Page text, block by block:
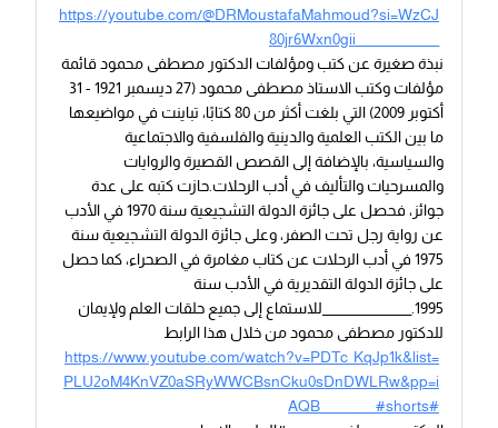
https://youtube.com/@DRMoustafaMahmoud?si=WzCJ
80jr6Wxn0gii_______________
نبذة صغيرة عن كتب ومؤلفات الدكتور مصطفى محمود قائمة
مؤلفات وكتب الاستاذ مصطفى محمود (27 ديسمبر 1921 - 31
أكتوبر 2009) التي بلغت أكثر من 80 كتابًا، تباينت في مواضيعها
ما بين الكتب العلمية والدينية والفلسفية والاجتماعية
والسياسية، بالإضافة إلى القصص القصيرة والروايات
والمسرحيات والتأليف في أدب الرحلات.حازت كتبه على عدة
جوائز، فحصل على جائزة الدولة التشجيعية سنة 1970 في الأدب
عن رواية رجل تحت الصفر، وعلى جائزة الدولة التشجيعية سنة
1975 في أدب الرحلات عن كتاب مغامرة في الصحراء، كما حصل
على جائزة الدولة التقديرية في الأدب سنة
1995.________________للاستماع إلى جميع حلقات العلم ولإيمان
للدكتور مصطفى محمود من خلال هذا الرابط
https://www.youtube.com/watch?v=PDTc_KqJp1k&list=
PLU2oM4KnVZ0aSRyWWCBsnCku0sDnDWLRw&pp=i
AQB__________#shorts#